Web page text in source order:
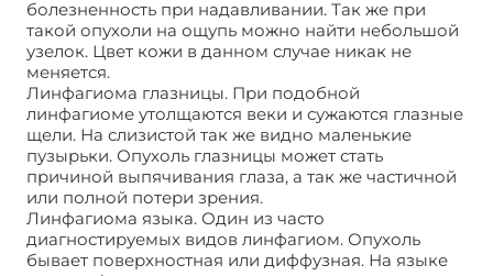
болезненность при надавливании. Так же при
такой опухоли на ощупь можно найти небольшой
узелок. Цвет кожи в данном случае никак не
меняется.
Линфагиома глазницы. При подобной
линфагиоме утолщаются веки и сужаются глазные
щели. На слизистой так же видно маленькие
пузырьки. Опухоль глазницы может стать
причиной выпячивания глаза, а так же частичной
или полной потери зрения.
Линфагиома языка. Один из часто
диагностируемых видов линфагиом. Опухоль
бывает поверхностная или диффузная. На языке